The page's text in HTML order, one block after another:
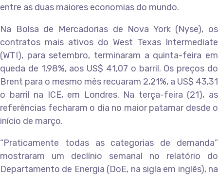
entre as duas maiores economias do mundo.
Na Bolsa de Mercadorias de Nova York (Nyse), os
contratos mais ativos do West Texas Intermediate
(WTI), para setembro, terminaram a quinta-feira em
queda de 1,98%, aos US$ 41,07 o barril. Os preços do
Brent para o mesmo mês recuaram 2,21%, a US$ 43,31
o barril na ICE, em Londres. Na terça-feira (21), as
referências fecharam o dia no maior patamar desde o
início de março.
“Praticamente todas as categorias de demanda”
mostraram um declínio semanal no relatório do
Departamento de Energia (DoE, na sigla em inglês), na